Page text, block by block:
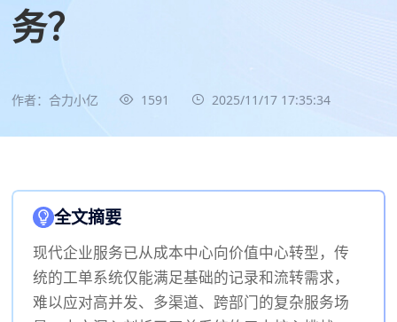
务？
作者：合力小亿 1591 2025/11/17 17:35:34
全文摘要
现代企业服务已从成本中心向价值中心转型，传
统的工单系统仅能满足基础的记录和流转需求，
难以应对高并发、多渠道、跨部门的复杂服务场